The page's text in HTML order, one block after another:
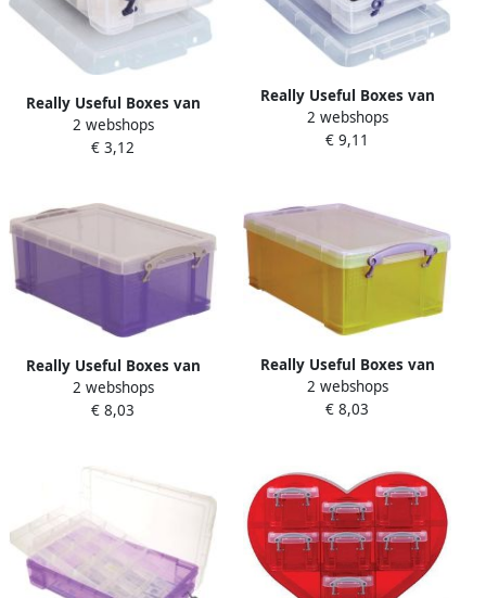
Really Useful Boxes van
stevig kunststof | VindiQ
Really Useful Box 0 75 liter
2 webshops
€ 3,12
Really Useful Boxes van
stevig kunststof | VindiQ
Really Useful Box
2 webshops
€ 9,11
Really Useful Boxes van
stevig kunststof | VindiQ
Really Useful Box
2 webshops
€ 8,03
Really Useful Boxes van
stevig kunststof | VindiQ
Really Useful Box
2 webshops
€ 8,03